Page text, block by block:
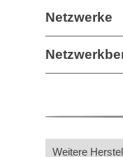
Netzwerke
Weitere